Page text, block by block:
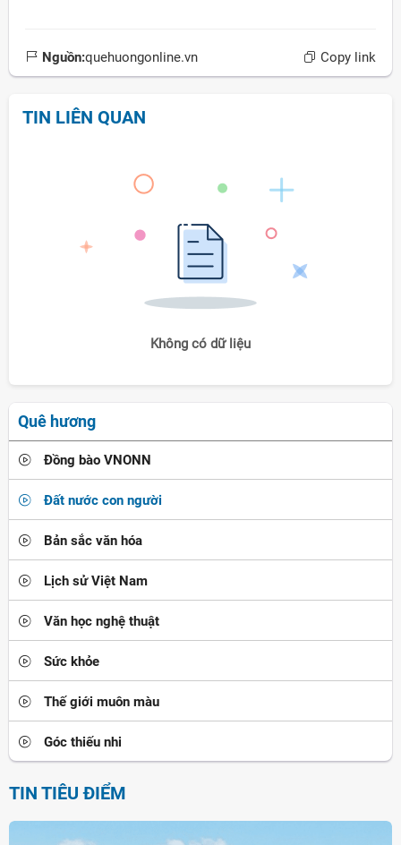
Nguồn:quehuongonline.vn Copy link
TIN LIÊN QUAN
Không có dữ liệu
Quê hương
Đồng bào VNONN
Đất nước con người
Bản sắc văn hóa
Lịch sử Việt Nam
Văn học nghệ thuật
Sức khỏe
Thế giới muôn màu
Góc thiếu nhi
TIN TIÊU ĐIỂM